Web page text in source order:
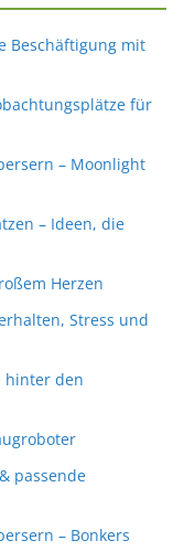
Beschäftigung mit
für
– Moonlight
– Ideen, die
Herzen
Stress und
hinter den
passende
– Bonkers